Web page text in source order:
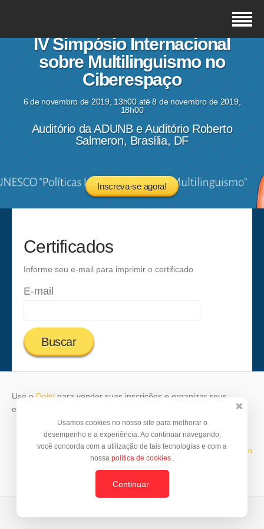
IV Simpósio Internacional
sobre Multilinguismo no
Ciberespaço
6 de novembro de 2019, 13h00 até 8 de novembro de 2019,
18h00
Auditório da ADUNB e Auditório Roberto
Salmeron, Brasília, DF
Inscreva-se agora!
Certificados
Informe seu e-mail para imprimir o certificado
E-mail
Use o Doity para vender suas inscrições e organizar seus
eventos.
Template by© BrazilJS Foundation
Usamos cookies no nosso site para melhorar o
desempenho e a experiência. Ao continuar navegando,
você concorda com a utilização de tais tecnologias e com a
nossa política de cookies .
Continuar